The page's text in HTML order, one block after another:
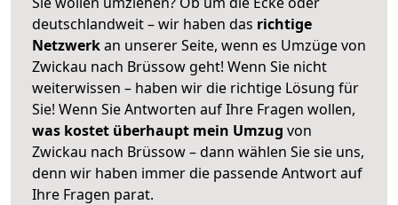
deutschlandweit – wir haben das richtige
Netzwerkan unserer Seite, wenn es Umzüge von
Zwickau nach Brüssow geht! Wenn Sie nicht
weiterwissen – haben wir die richtige Lösung für
Sie! Wenn Sie Antworten auf Ihre Fragen wollen,
was kostet überhaupt mein Umzug von
Zwickau nach Brüssow – dann wählen Sie sie uns,
denn wir haben immer die passende Antwort auf
Ihre Fragen parat.